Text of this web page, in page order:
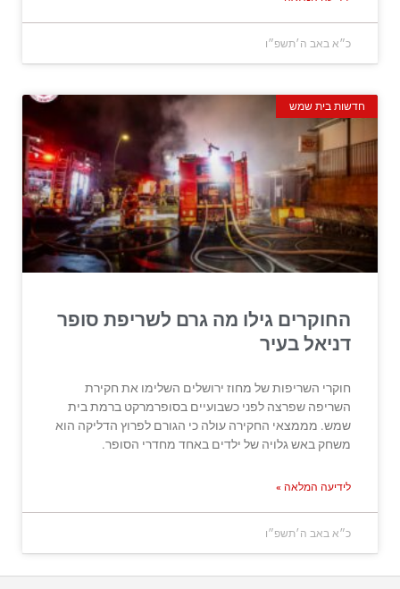
כ״א באב ה׳תשפ״ו
חדשות בית שמש
החוקרים גילו מה גרם לשריפת סופר
דניאל בעיר
חוקרי השריפות של מחוז ירושלים השלימו את חקירת
השריפה שפרצה לפני כשבועיים בסופרמרקט ברמת בית
שמש. מממצאי החקירה עולה כי הגורם לפרוץ הדליקה הוא
משחק באש גלויה של ילדים באחד מחדרי הסופר.
לידיעה המלאה »
כ״א באב ה׳תשפ״ו